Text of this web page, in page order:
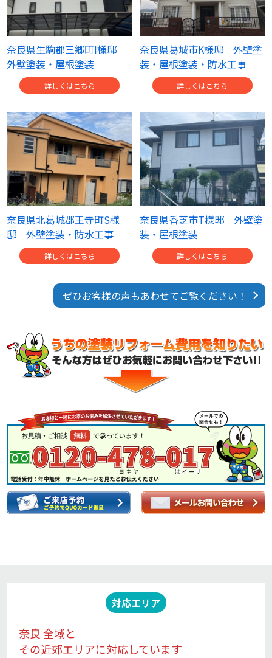
奈良県生駒郡三郷町I様邸
外壁塗装・屋根塗装
詳しくはこちら
奈良県葛城市K様邸 外壁塗
装・屋根塗装・防水工事
詳しくはこちら
奈良県北葛城郡王寺町S様
邸 外壁塗装・防水工事
詳しくはこちら
奈良県香芝市T様邸 外壁塗
装・屋根塗装
詳しくはこちら
ぜひお客様の声もあわせてご覧ください！
対応エリア
奈良 全域と
その近郊エリアに対応しています